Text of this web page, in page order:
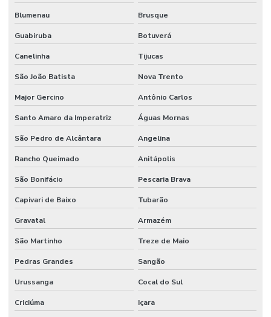
Blumenau Brusque
Guabiruba Botuverá
Canelinha Tijucas
São João Batista Nova Trento
Major Gercino Antônio Carlos
Santo Amaro da Imperatriz Águas Mornas
São Pedro de Alcântara Angelina
Rancho Queimado Anitápolis
São Bonifácio Pescaria Brava
Capivari de Baixo Tubarão
Gravatal Armazém
São Martinho Treze de Maio
Pedras Grandes Sangão
Urussanga Cocal do Sul
Criciúma Içara